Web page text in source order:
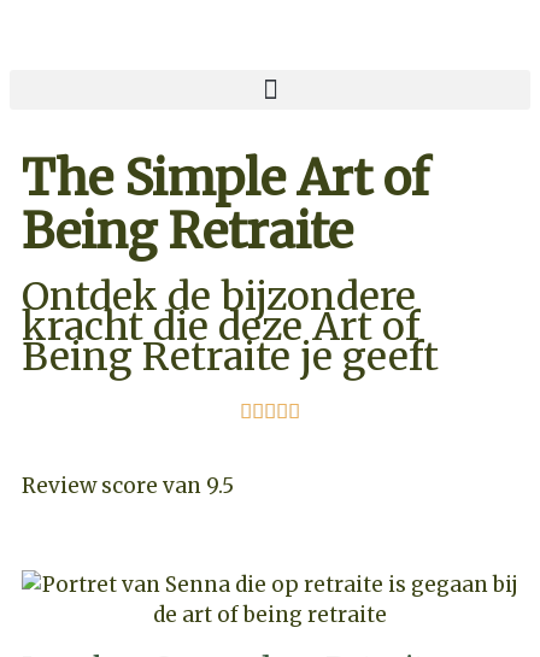
The Simple Art of
Being Retraite
Ontdek de bijzondere
kracht die deze Art of
Being Retraite je geeft

Review score van 9.5